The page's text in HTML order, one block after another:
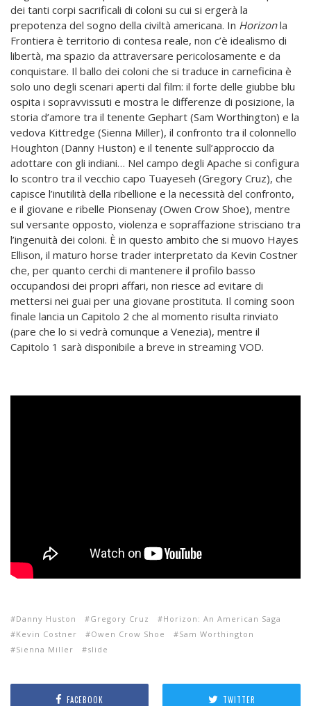
dei tanti corpi sacrificali di coloni su cui si ergerà la
prepotenza del sogno della civiltà americana. In Horizonla
Frontiera è territorio di contesa reale, non c’è idealismo di
libertà, ma spazio da attraversare pericolosamente e da
conquistare. Il ballo dei coloni che si traduce in carneficina è
solo uno degli scenari aperti dal film: il forte delle giubbe blu
ospita i sopravvissuti e mostra le differenze di posizione, la
storia d’amore tra il tenente Gephart (Sam Worthington) e la
vedova Kittredge (Sienna Miller), il confronto tra il colonnello
Houghton (Danny Huston) e il tenente sull’approccio da
adottare con gli indiani… Nel campo degli Apache si configura
lo scontro tra il vecchio capo Tuayeseh (Gregory Cruz), che
capisce l’inutilità della ribellione e la necessità del confronto,
e il giovane e ribelle Pionsenay (Owen Crow Shoe), mentre
sul versante opposto, violenza e sopraffazione strisciano tra
l’ingenuità dei coloni. È in questo ambito che si muovo Hayes
Ellison, il maturo horse trader interpretato da Kevin Costner
che, per quanto cerchi di mantenere il profilo basso
occupandosi dei propri affari, non riesce ad evitare di
mettersi nei guai per una giovane prostituta. Il coming soon
finale lancia un Capitolo 2 che al momento risulta rinviato
(pare che lo si vedrà comunque a Venezia), mentre il
Capitolo 1 sarà disponibile a breve in streaming VOD.
Danny Huston Gregory Cruz
Horizon: An American Saga
Kevin Costner
Owen Crow Shoe
Sam Worthington
Sienna Miller
slide
FACEBOOK TWITTER